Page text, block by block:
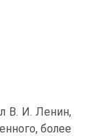
В. И. Ленин,
более